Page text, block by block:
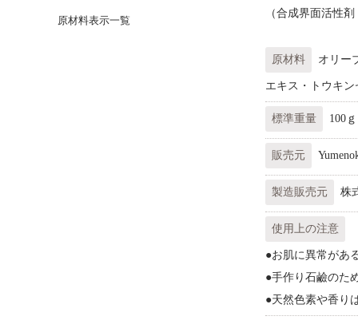
（合成界面活性
原材料 オリー
エキス・トウキ
標準重量 100ｇ
販売元
製造販売元 株
使用上の注意
●お肌に異常があ
●手作り石鹼のた
●天然色素や香り
原材料表示一覧